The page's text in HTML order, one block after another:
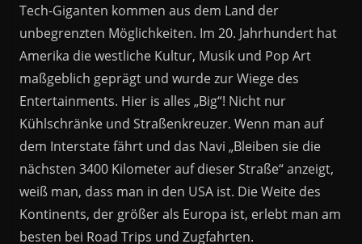
Tech-Giganten kommen aus dem Land der
unbegrenzten Möglichkeiten. Im 20. Jahrhundert hat
Amerika die westliche Kultur, Musik und Pop Art
maßgeblich geprägt und wurde zur Wiege des
Entertainments. Hier is alles „Big“! Nicht nur
Kühlschränke und Straßenkreuzer. Wenn man auf
dem Interstate fährt und das Navi „Bleiben sie die
nächsten 3400 Kilometer auf dieser Straße“ anzeigt,
weiß man, dass man in den USA ist. Die Weite des
Kontinents, der größer als Europa ist, erlebt man am
besten bei Road Trips und Zugfahrten.